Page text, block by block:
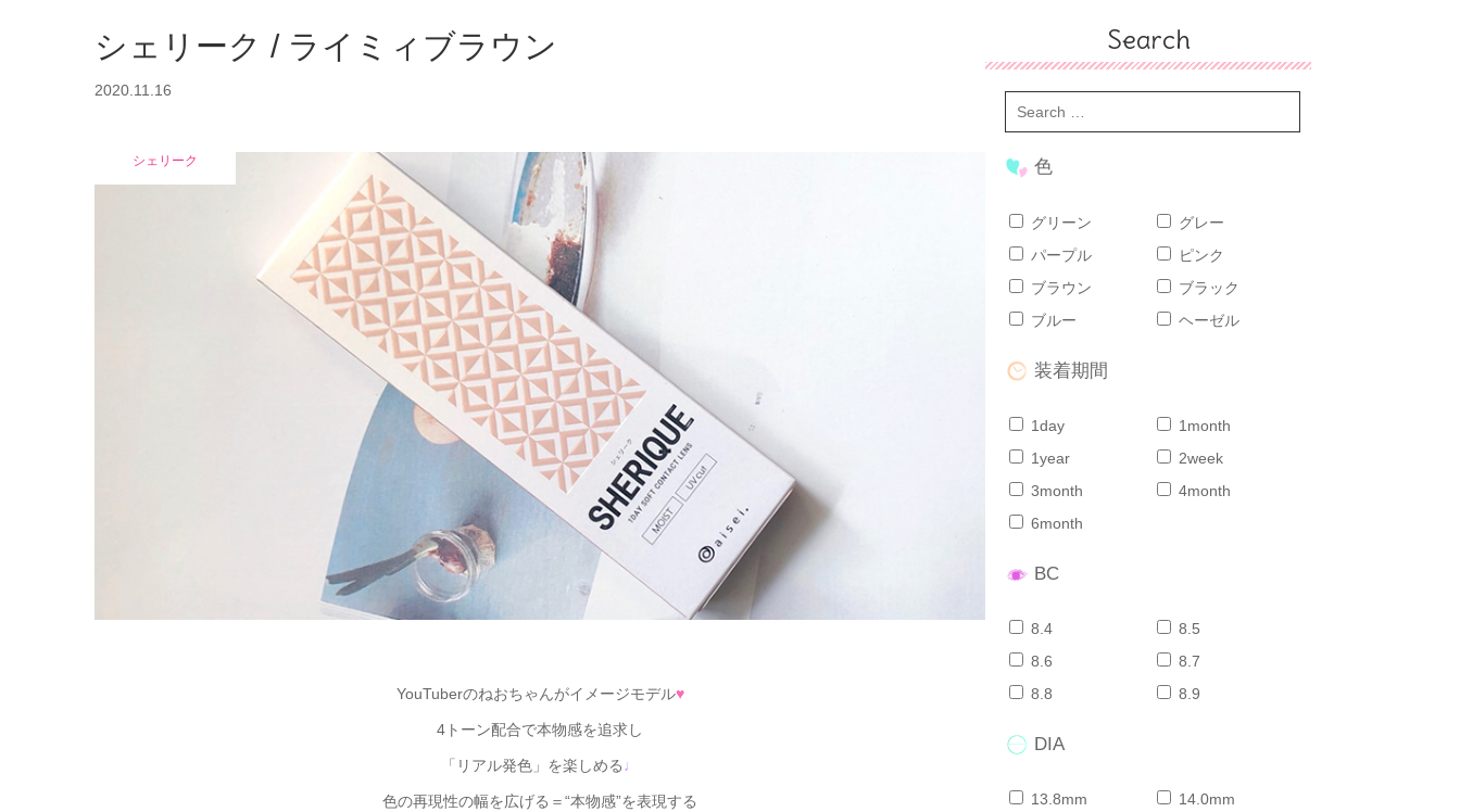
シェリーク / ライミィブラウン
2020.11.16
シェリーク
YouTuberのねおちゃんがイメージモデル♥
4トーン配合で本物感を追求し
「リアル発色」を楽しめる♩
色の再現性の幅を広げる＝“本物感”を表現する
Search
色
グリーン
グレー
パープル
ピンク
ブラウン
ブラック
ブルー
ヘーゼル
装着期間
1day
1month
1year
2week
3month
4month
6month
BC
8.4
8.5
8.6
8.7
8.8
8.9
DIA
13.8mm
14.0mm